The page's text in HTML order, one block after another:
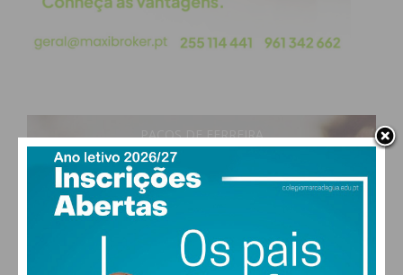
PAÇOS DE FERREIRA
28°
clear sky
51% humidade